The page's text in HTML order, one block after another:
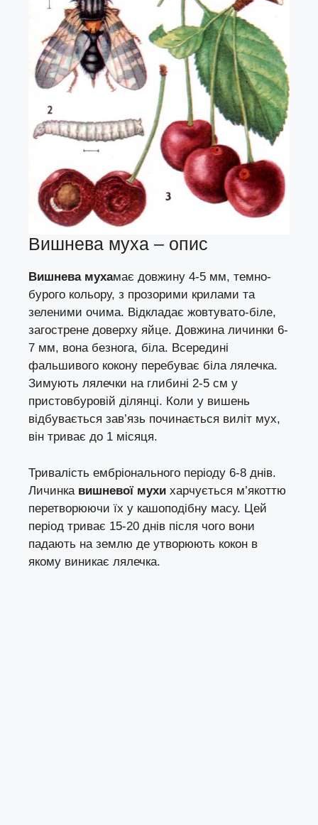
Вишнева муха – опис
Вишнева мухамає довжину 4-5 мм, темно-
бурого кольору, з прозорими крилами та
зеленими очима. Відкладає жовтувато-біле,
загострене доверху яйце. Довжина личинки 6-
7 мм, вона безнога, біла. Всередині
фальшивого кокону перебуває біла лялечка.
Зимують лялечки на глибині 2-5 см у
пристовбуровій ділянці. Коли у вишень
відбувається зав’язь починається виліт мух,
він триває до 1 місяця.
Тривалість ембріонального періоду 6-8 днів.
Личинка вишневої мухи харчується м’якоттю
перетворюючи їх у кашоподібну масу. Цей
період триває 15-20 днів після чого вони
падають на землю де утворюють кокон в
якому виникає лялечка.